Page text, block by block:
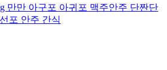
만만 아구포 아귀포 맥주안주 단짠단
포 안주 간식